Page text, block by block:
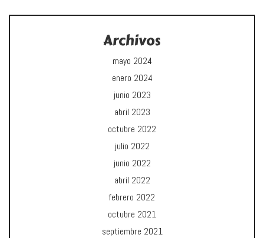
Archivos
mayo 2024
enero 2024
junio 2023
abril 2023
octubre 2022
julio 2022
junio 2022
abril 2022
febrero 2022
octubre 2021
septiembre 2021